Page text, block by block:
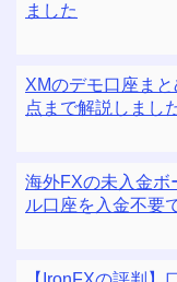
ました
XMのデモ口座ま
点まで解説しまし
海外FXの未入金ボ
ル口座を入金不要